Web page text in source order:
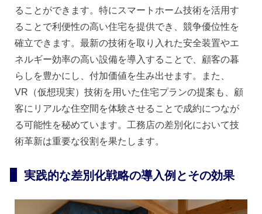
ることができます。特にスマートホーム技術を活用す
ることで利便性の高い住宅を提供でき、競争優位性を
確立できます。最新の技術を取り入れた安全装置やエ
ネルギー効率の高い設備を導入することで、顧客の暮
らしを豊かにし、付加価値を生み出せます。また、
VR（仮想現実）技術を用いた住宅プランの提案も、顧
客にリアルな住空間を体験させることで成約につなが
る可能性を秘めています。工務店の差別化において技
術革新は重要な役割を果たします。
実践的な差別化戦略の導入例とその効果